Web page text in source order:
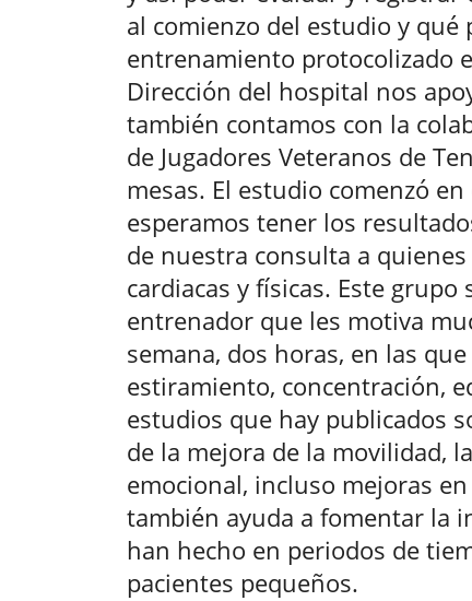
al comienzo del estudio y qué
entrenamiento protocolizado
Dirección del hospital nos
también contamos con la
de Jugadores Veteranos de
mesas. El estudio comenzó
esperamos tener los
de nuestra consulta a
cardiacas y físicas. Este
entrenador que les motiva
semana, dos horas, en las
estiramiento, concentración,
estudios que hay publicados
de la mejora de la movilidad,
emocional, incluso mejoras
también ayuda a fomentar la
han hecho en periodos de
pacientes pequeños.